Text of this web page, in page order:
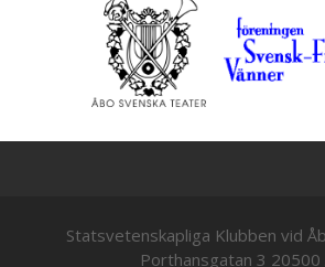
Statsvetenskapliga Klubben vid
Porthansgatan 3 20500